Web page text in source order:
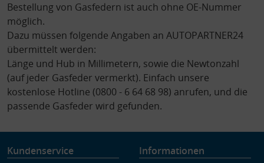
Bestellung von Gasfedern ist auch ohne OE-Nummer
möglich.
Dazu müssen folgende Angaben an AUTOPARTNER24
übermittelt werden:
Länge und Hub in Millimetern, sowie die Newtonzahl
(auf jeder Gasfeder vermerkt). Einfach unsere
kostenlose Hotline (0800 - 6 64 68 98) anrufen, und die
passende Gasfeder wird gefunden.
Kundenservice Informationen